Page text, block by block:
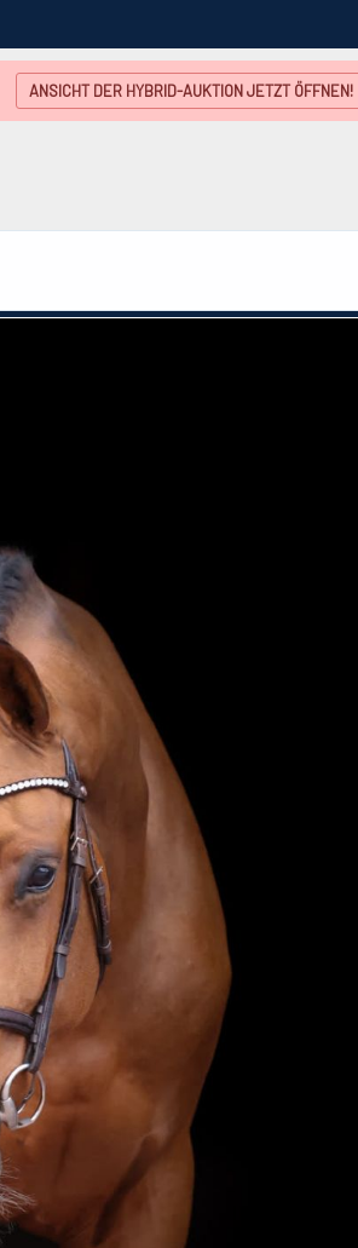
ANSICHT DER HYBRID-AUKTION JETZT ÖFFNEN!